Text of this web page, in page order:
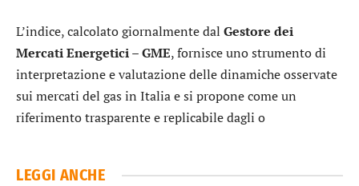
L’indice, calcolato giornalmente dal Gestore dei
Mercati Energetici – GME, fornisce uno strumento di
interpretazione e valutazione delle dinamiche osservate
sui mercati del gas in Italia e si propone come un
riferimento trasparente e replicabile dagli o
LEGGI ANCHE